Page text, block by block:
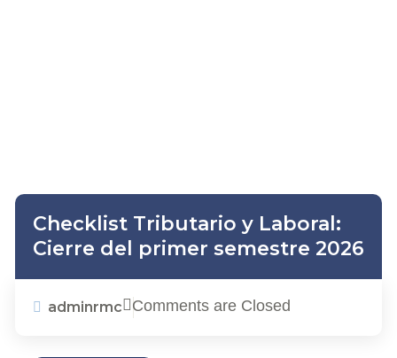
Checklist Tributario y Laboral:
Cierre del primer semestre 2026
adminrmc Comments are Closed